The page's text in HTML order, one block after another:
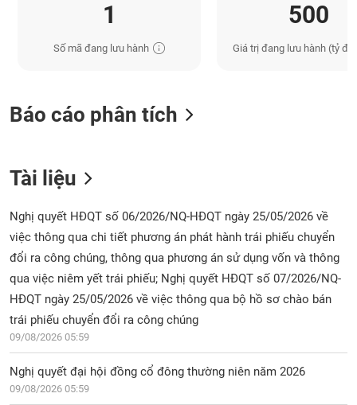
1
Số mã đang lưu hành
500
Giá trị đang lưu hành (tỷ
Báo cáo phân tích
Tài liệu
Nghị quyết HĐQT số 06/2026/NQ-HĐQT ngày 25/05/2026 về
việc thông qua chi tiết phương án phát hành trái phiếu chuyển
đổi ra công chúng, thông qua phương án sử dụng vốn và thông
qua việc niêm yết trái phiếu; Nghị quyết HĐQT số 07/2026/NQ-
HĐQT ngày 25/05/2026 về việc thông qua bộ hồ sơ chào bán
trái phiếu chuyển đổi ra công chúng
09/08/2026 05:59
Nghị quyết đại hội đồng cổ đông thường niên năm 2026
09/08/2026 05:59